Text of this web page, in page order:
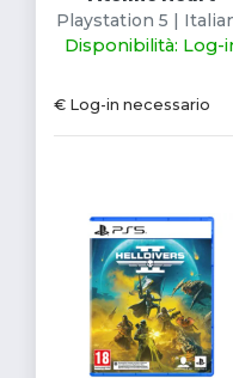
Playstation 5 |
Disponibilità: Log-
€ Log-in necessario